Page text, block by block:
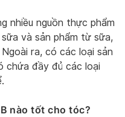
nhiều nguồn thực phẩm
và sản phẩm từ sữa,
ra, có các loại sản
chứa đầy đủ các loại
nào tốt cho tóc?